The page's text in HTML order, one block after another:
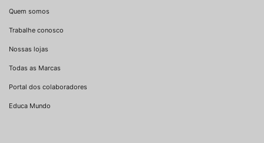
Quem somos
Trabalhe conosco
Nossas lojas
Todas as Marcas
Portal dos colaboradores
Educa Mundo